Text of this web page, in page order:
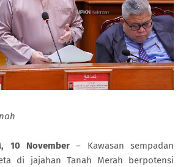
10 November – Kawasan sempadan
di jajahan Tanah Merah berpotensi